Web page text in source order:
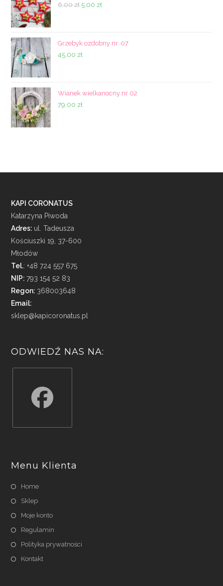
6,00zł Pierwotna
6,00 zł.
5,00 złAktualna
5,00 zł.
Grzebyk ozdobny nr. 07
45,00 zł
Wianek wielkanocny nr 02
79,00 zł
KAPI CORONATUS
Katarzyna Piwoda
Adres: ul. Tadeusza
Kościuszki 19, 37-600
Młodów
Tel.: +48 724 557 675
NIP:793 154 52 83
Regon: 368003648
Email:
sklep@kapicoronatus.pl
ODWIEDŹ NAS NA:
new
tab
Menu Klienta
Home
Sklep
Moje konto
Regulamin
Polityka prywatności
Kontakt